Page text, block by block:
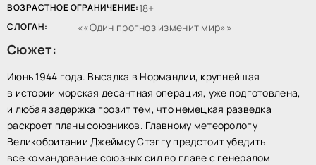
ВОЗРАСТНОЕ ОГРАНИЧЕНИЕ:18+
СЛОГАН: «Один прогноз изменит мир»
Сюжет:
Июнь 1944 года. Высадка в Нормандии, крупнейшая
в истории морская десантная операция, уже подготовлена,
и любая задержка грозит тем, что немецкая разведка
раскроет планы союзников. Главному метеорологу
Великобритании Джеймсу Стэггу предстоит убедить
все командование союзных сил во главе с генералом